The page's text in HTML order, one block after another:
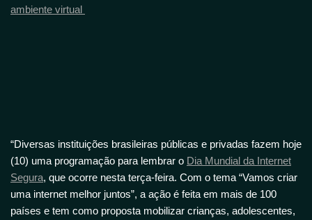
ambiente virtual
“Diversas instituições brasileiras públicas e privadas fazem hoje
(10) uma programação para lembrar o Dia Mundial da Internet
Segura, que ocorre nesta terça-feira. Com o tema “Vamos criar
uma internet melhor juntos”, a ação é feita em mais de 100
países e tem como proposta mobilizar crianças, adolescentes,